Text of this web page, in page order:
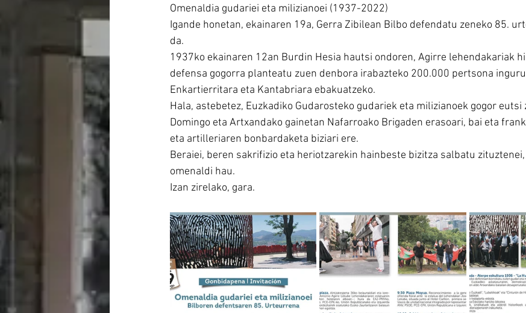
Omenaldia gudariei eta milizianoei (1937-2022)
Igande honetan, ekainaren 19a, Gerra Zibilean Bilbo defendatu zeneko 85.
da.
1937ko ekainaren 12an Burdin Hesia hautsi ondoren, Agirre lehendakariak
defensa gogorra planteatu zuen denbora irabazteko 200.000 pertsona
Enkartierritara eta Kantabriara ebakuatzeko.
Hala, astebetez, Euzkadiko Gudarosteko gudariek eta milizianoek gogor eutsi
Domingo eta Artxandako gainetan Nafarroako Brigaden erasoari, bai eta
eta artilleriaren bonbardaketa biziari ere.
Beraiei, beren sakrifizio eta heriotzarekin hainbeste bizitza salbatu
omenaldi hau.
Izan zirelako, gara.